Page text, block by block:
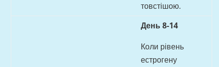
товстішою.
День 8-14
Коли рівень
естрогену